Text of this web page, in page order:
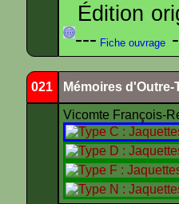
Édition
--- Fiche ouvrage
021 Mémoires d'Outre-
Vicomte François-